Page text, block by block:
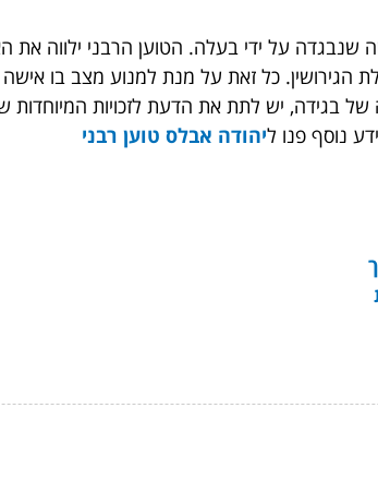
שנבגדה על ידי בעלה. הטוען הרבני ילווה
כל זאת על מנת למנוע מצב בו אישה
של בגידה, יש לתת את הדעת לזכויות
נוסף פנו ליהודה אבלס טוען רבני